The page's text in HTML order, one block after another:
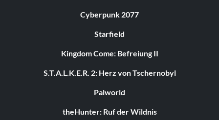
Cyberpunk 2077
Starfield
Kingdom Come: Befreiung II
S.T.A.L.K.E.R. 2: Herz von Tschernobyl
Palworld
theHunter: Ruf der Wildnis